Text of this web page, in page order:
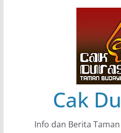
Mengupas Sunyi
Menjaga Marwah
Kunjungan Kerja Ir.
(BHS) Anggota DPR
Pameran Tunggal 35
“Tumbang
Derita Pekerja
Cak
Info dan Berita